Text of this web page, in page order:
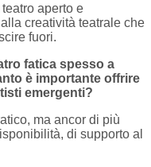
aperto e
creatività teatrale che
fuori.
fatica spesso a
è importante offrire
emergenti?
ma ancor di più
di supporto al